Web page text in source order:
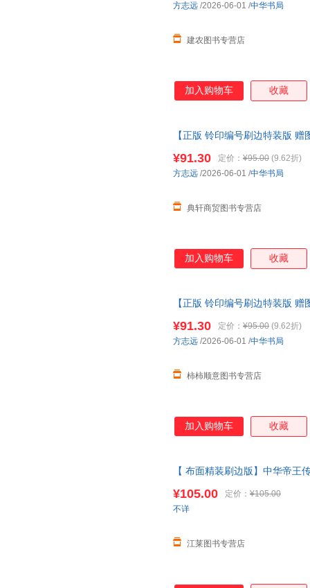
建农图书专营店
方志远 /2026-06-01 /中华书局
加入购物车 收藏
【正版 铃印编号刷边特装版 赠
¥91.30 定价： ¥95.00 (9.62折)
典轩商贸图书专营店
方志远 /2026-06-01 /中华书局
加入购物车 收藏
【正版 铃印编号刷边特装版 赠
¥91.30 定价： ¥95.00 (9.62折)
柿柿顺意图书专营店
方志远 /2026-06-01 /中华书局
加入购物车 收藏
【 布面精装刷边版】中华帝王
客服有优惠
¥105.00 定价： ¥105.00
江莱图书专营店
不详